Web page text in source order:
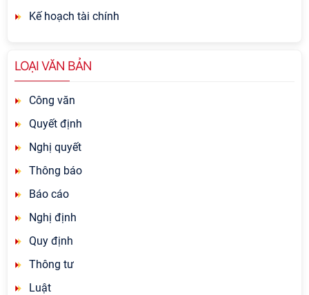
Kế hoạch tài chính
LOẠI VĂN BẢN
Công văn
Quyết định
Nghị quyết
Thông báo
Báo cáo
Nghị định
Quy định
Thông tư
Luật